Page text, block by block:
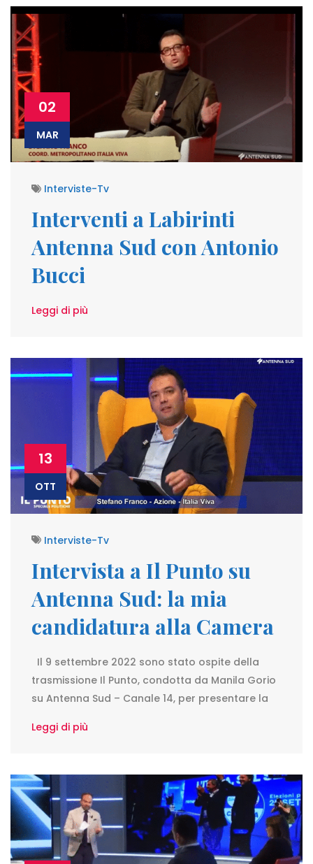
02
MAR
Interviste-Tv
Interventi a Labirinti
Antenna Sud con Antonio
Bucci
Leggi di più
13
OTT
Interviste-Tv
Intervista a Il Punto su
Antenna Sud: la mia
candidatura alla Camera
Il 9 settembre 2022 sono stato ospite della
trasmissione Il Punto, condotta da Manila Gorio
su Antenna Sud – Canale 14, per presentare la
Leggi di più